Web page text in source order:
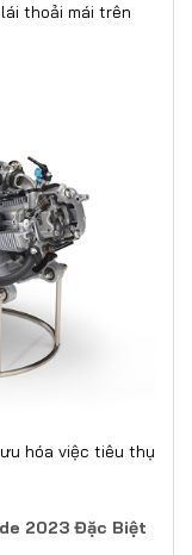
thoải mái trên
hóa việc tiêu thụ
2023 Đặc Biệt